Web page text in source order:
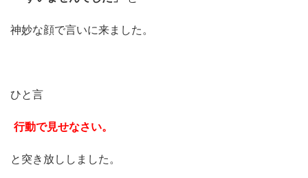
神妙な顔で言いに来ました。
ひと言
行動で見せなさい。
と突き放ししました。